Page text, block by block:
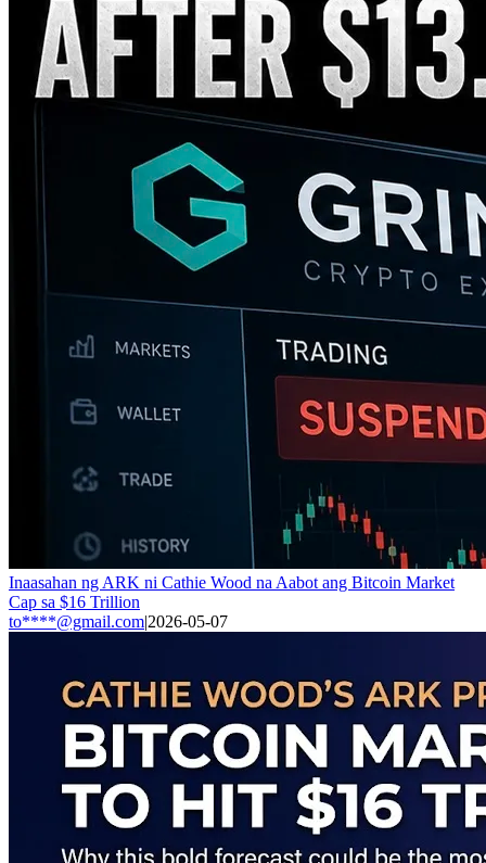
Inaasahan ng ARK ni Cathie Wood na Aabot ang Bitcoin Market
Cap sa $16 Trillion
to****@gmail.com|2026-05-07